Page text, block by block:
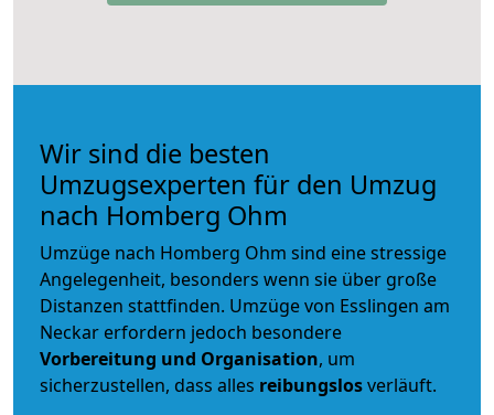
Wir sind die besten
Umzugsexperten für den Umzug
nach Homberg Ohm
Umzüge nach Homberg Ohm sind eine stressige
Angelegenheit, besonders wenn sie über große
Distanzen stattfinden. Umzüge von Esslingen am
Neckar erfordern jedoch besondere
Vorbereitung und Organisation, um
sicherzustellen, dass alles reibungslosverläuft.